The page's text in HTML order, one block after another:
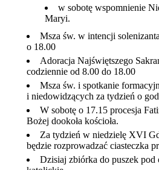
w sobotę wspomnienie
Maryi.
Msza św. w intencji
o 18.00
Adoracja Najświętszego
codziennie od 8.00 do 18.00
Msza św. i spotkanie
i niedowidzących za tydzień o
W sobotę o 17.15 procesja
Bożej dookoła kościoła.
Za tydzień w niedzielę XVI
będzie rozprowadzać ciasteczka
Dzisiaj zbiórka do puszek pod